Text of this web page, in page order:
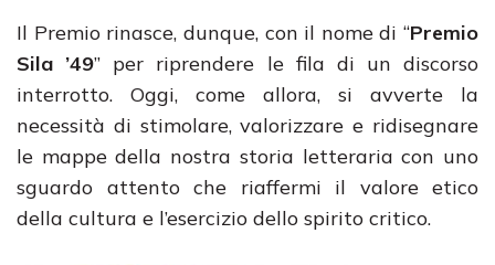
Il Premio rinasce, dunque, con il nome di “Premio
Sila ’49” per riprendere le fila di un discorso
interrotto. Oggi, come allora, si avverte la
necessità di stimolare, valorizzare e ridisegnare
le mappe della nostra storia letteraria con uno
sguardo attento che riaffermi il valore etico
della cultura e l’esercizio dello spirito critico.